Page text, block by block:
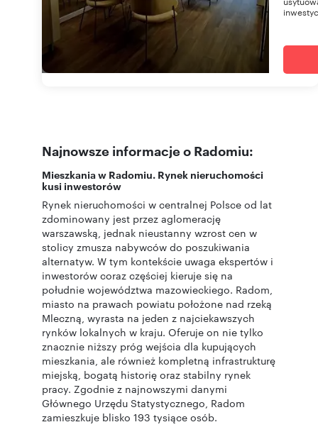
Najnowsze informacje o Radomiu:
Mieszkania w Radomiu. Rynek nieruchomości
kusi inwestorów
Rynek nieruchomości w centralnej Polsce od lat
zdominowany jest przez aglomerację
warszawską, jednak nieustanny wzrost cen w
stolicy zmusza nabywców do poszukiwania
alternatyw. W tym kontekście uwaga ekspertów i
inwestorów coraz częściej kieruje się na
południe województwa mazowieckiego. Radom,
miasto na prawach powiatu położone nad rzeką
Mleczną, wyrasta na jeden z najciekawszych
rynków lokalnych w kraju. Oferuje on nie tylko
znacznie niższy próg wejścia dla kupujących
mieszkania, ale również kompletną infrastrukturę
miejską, bogatą historię oraz stabilny rynek
pracy. Zgodnie z najnowszymi danymi
Głównego Urzędu Statystycznego, Radom
zamieszkuje blisko 193 tysiące osób.